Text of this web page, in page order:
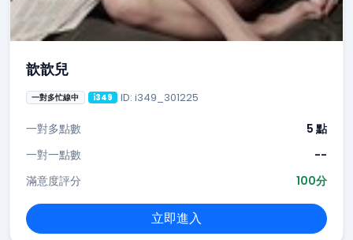
歆歆兒
一對多忙線中 i349 ID: i349_301225
一對多點數
5 點
一對一點數
--
滿意度評分
100分
立即進入